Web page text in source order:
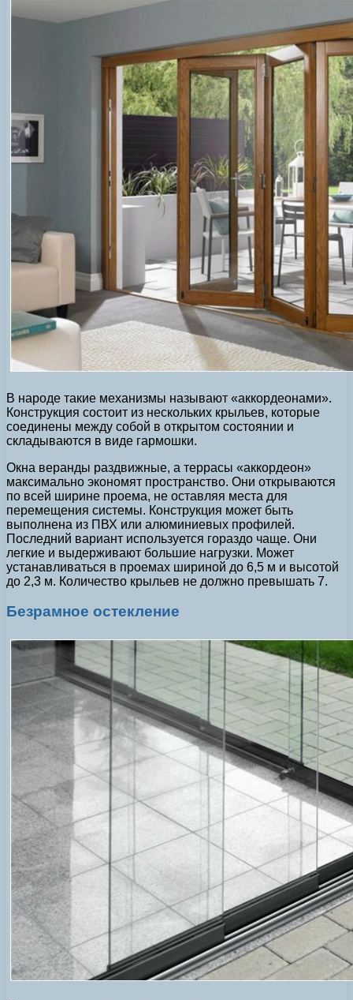
В народе такие механизмы называют «аккордеонами».
Конструкция состоит из нескольких крыльев, которые
соединены между собой в открытом состоянии и
складываются в виде гармошки.
Окна веранды раздвижные, а террасы «аккордеон»
максимально экономят пространство. Они открываются
по всей ширине проема, не оставляя места для
перемещения системы. Конструкция может быть
выполнена из ПВХ или алюминиевых профилей.
Последний вариант используется гораздо чаще. Они
легкие и выдерживают большие нагрузки. Может
устанавливаться в проемах шириной до 6,5 м и высотой
до 2,3 м. Количество крыльев не должно превышать 7.
Безрамное остекление